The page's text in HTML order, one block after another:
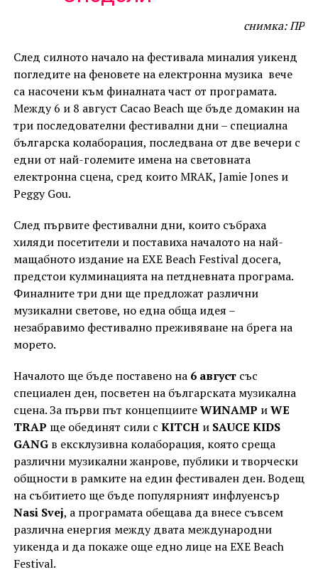
снимка: ПР
След силното начало на фестивала миналия уикенд
погледите на феновете на електронна музика вече
са насочени към финалната част от програмата.
Между 6 и 8 август Cacao Beach ще бъде домакин на
три последователни фестивални дни – специална
българска колаборация, последвана от две вечери с
едни от най-големите имена на световната
електронна сцена, сред които MRAK, Jamie Jones и
Peggy Gou.
След първите фестивални дни, които събраха
хиляди посетители и поставиха началото на най-
мащабното издание на EXE Beach Festival досега,
предстои кулминацията на петдневната програма.
Финалните три дни ще предложат различни
музикални светове, но една обща идея –
незабравимо фестивално преживяване на брега на
морето.
Началото ще бъде поставено на 6 августсъс
специален ден, посветен на българската музикална
сцена. За първи път концепциитеWИNAMP иWE
TRAP ще обединят сили с KITCHи SAUCE KIDS
GANGв ексклузивна колаборация, която среща
различни музикални жанрове, публики и творчески
общности в рамките на един фестивален ден. Водещ
на събитието ще бъде популярният инфлуенсър
Nasi Svej, а програмата обещава да внесе съвсем
различна енергия между двата международни
уикенда и да покаже още едно лице на EXE Beach
Festival.